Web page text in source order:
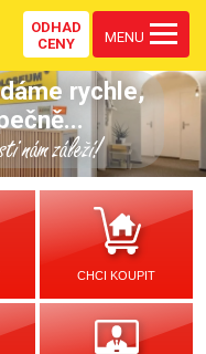
ODHAD
CENY
MENU
rychle,
nám záleží!
CHCI KOUPIT